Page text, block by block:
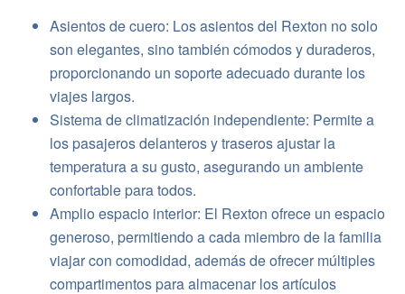
Asientos de cuero: Los asientos del Rexton no solo
son elegantes, sino también cómodos y duraderos,
proporcionando un soporte adecuado durante los
viajes largos.
Sistema de climatización independiente: Permite a
los pasajeros delanteros y traseros ajustar la
temperatura a su gusto, asegurando un ambiente
confortable para todos.
Amplio espacio interior: El Rexton ofrece un espacio
generoso, permitiendo a cada miembro de la familia
viajar con comodidad, además de ofrecer múltiples
compartimentos para almacenar los artículos